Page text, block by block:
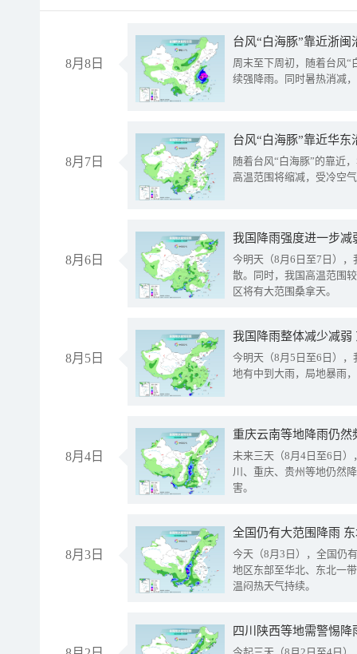
8月8日
台风“白海豚”靠近浙
周末至下周初，随着台风“
续强降雨。同时暑热消减
8月7日
台风“白海豚”靠近华
随着台风“白海豚”的靠近
高温范围将缩减，受冷空
8月6日
今明天（8月6日至7日）
散。同时，我国高温范围
区将有大范围桑拿天。
8月5日
我国降雨整体减少减弱
今明天（8月5日至6日）
地有中到大雨，局地暴雨
8月4日
重庆云南等地降雨仍然
未来三天（8月4日至6日
川、重庆、贵州等地仍然
害。
8月3日
全国仍有大范围降雨
今天（8月3日），全国仍
地区东部至华北、东北一
温闷热天气持续。